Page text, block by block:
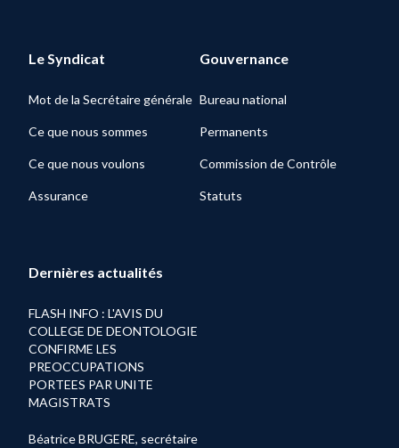
Le Syndicat
Mot de la Secrétaire générale
Ce que nous sommes
Ce que nous voulons
Assurance
Gouvernance
Bureau national
Permanents
Commission de Contrôle
Statuts
Dernières actualités
FLASH INFO : L'AVIS DU
COLLEGE DE DEONTOLOGIE
CONFIRME LES
PREOCCUPATIONS
PORTEES PAR UNITE
MAGISTRATS
Béatrice BRUGERE, secrétaire